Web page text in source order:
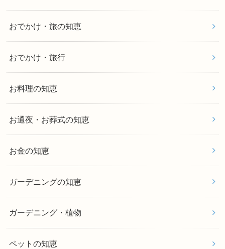
おでかけ・旅の知恵
おでかけ・旅行
お料理の知恵
お通夜・お葬式の知恵
お金の知恵
ガーデニングの知恵
ガーデニング・植物
ペットの知恵